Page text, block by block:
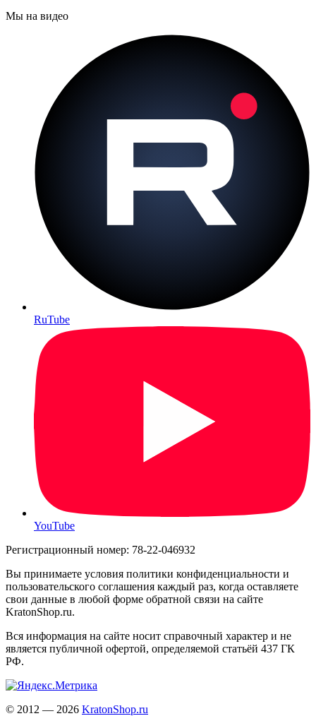
Мы на видео
RuTube
YouTube
Регистрационный номер: 78-22-046932
Вы принимаете условия политики конфиденциальности и
пользовательского соглашения каждый раз, когда оставляете
свои данные в любой форме обратной связи на сайте
KratonShop.ru.
Вся информация на сайте носит справочный характер и не
является публичной офертой, определяемой статьёй 437 ГК
РФ.
© 2012 — 2026 KratonShop.ru